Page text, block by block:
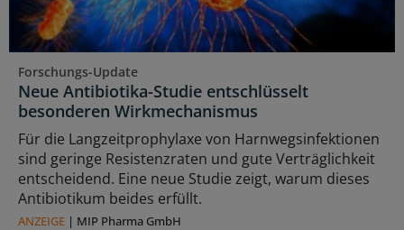
Forschungs-Update
Neue Antibiotika-Studie entschlüsselt
besonderen Wirkmechanismus
Für die Langzeitprophylaxe von Harnwegsinfektionen
sind geringe Resistenzraten und gute Verträglichkeit
entscheidend. Eine neue Studie zeigt, warum dieses
Antibiotikum beides erfüllt.
ANZEIGE | MIP Pharma GmbH